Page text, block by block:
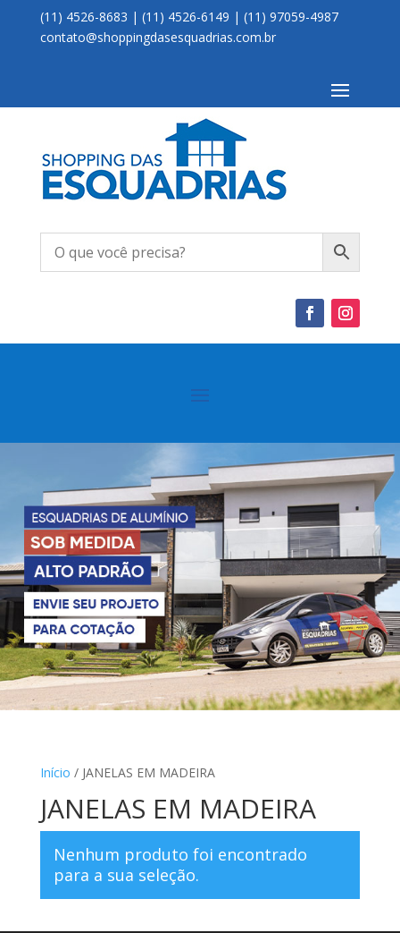
(11) 4526-8683 | (11) 4526-6149 | (11) 97059-4987
contato@shoppingdasesquadrias.com.br
Início / JANELAS EM MADEIRA
JANELAS EM MADEIRA
Nenhum produto foi encontrado
para a sua seleção.